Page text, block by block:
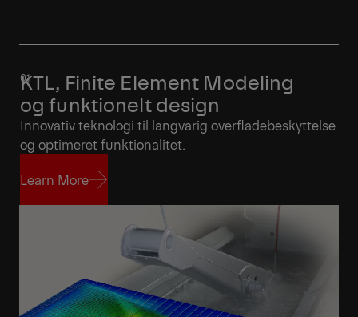
KTL, Finite Element Modeling
og funktionelt design
Innovativ teknologi til langvarig overfladebeskyttelse
og optimeret funktionalitet.
Learn More